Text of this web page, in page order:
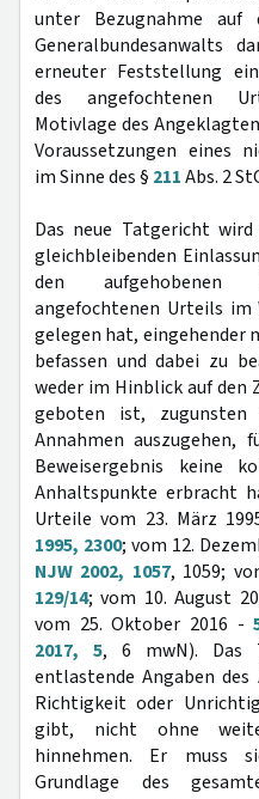
unter Bezugnahme auf
Generalbundesanwalts
erneuter Feststellung
des angefochtenen
Motivlage des
Voraussetzungen eines
im Sinne des § 211Abs. 2
Das neue Tatgericht
gleichbleibenden
den aufgehobenen
angefochtenen Urteils im
gelegen hat,
befassen und dabei zu
weder im Hinblick auf den
geboten ist, zugunsten
Annahmen auszugehen,
Beweisergebnis keine
Anhaltspunkte erbracht
Urteile vom 23. März
1995, 2300; vom 12.
NJW 2002, 1057, 1059;
129/14; vom 10. August
vom 25. Oktober 2016 -
2017, 5, 6 mwN). Das
entlastende Angaben
Richtigkeit oder
gibt, nicht ohne
hinnehmen. Er muss
Grundlage des